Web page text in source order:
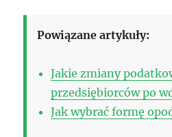
Powiązane artykuły:
Jakie zmiany
przedsiębiorców po
Jak wybrać formę